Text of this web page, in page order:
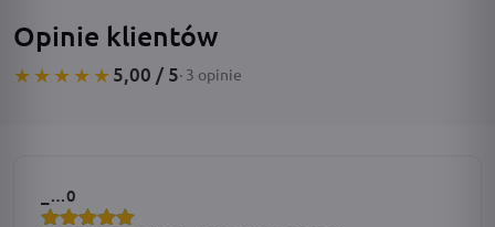
Opinie klientów
★★★★★5,00 / 5· 3 opinie
_…0